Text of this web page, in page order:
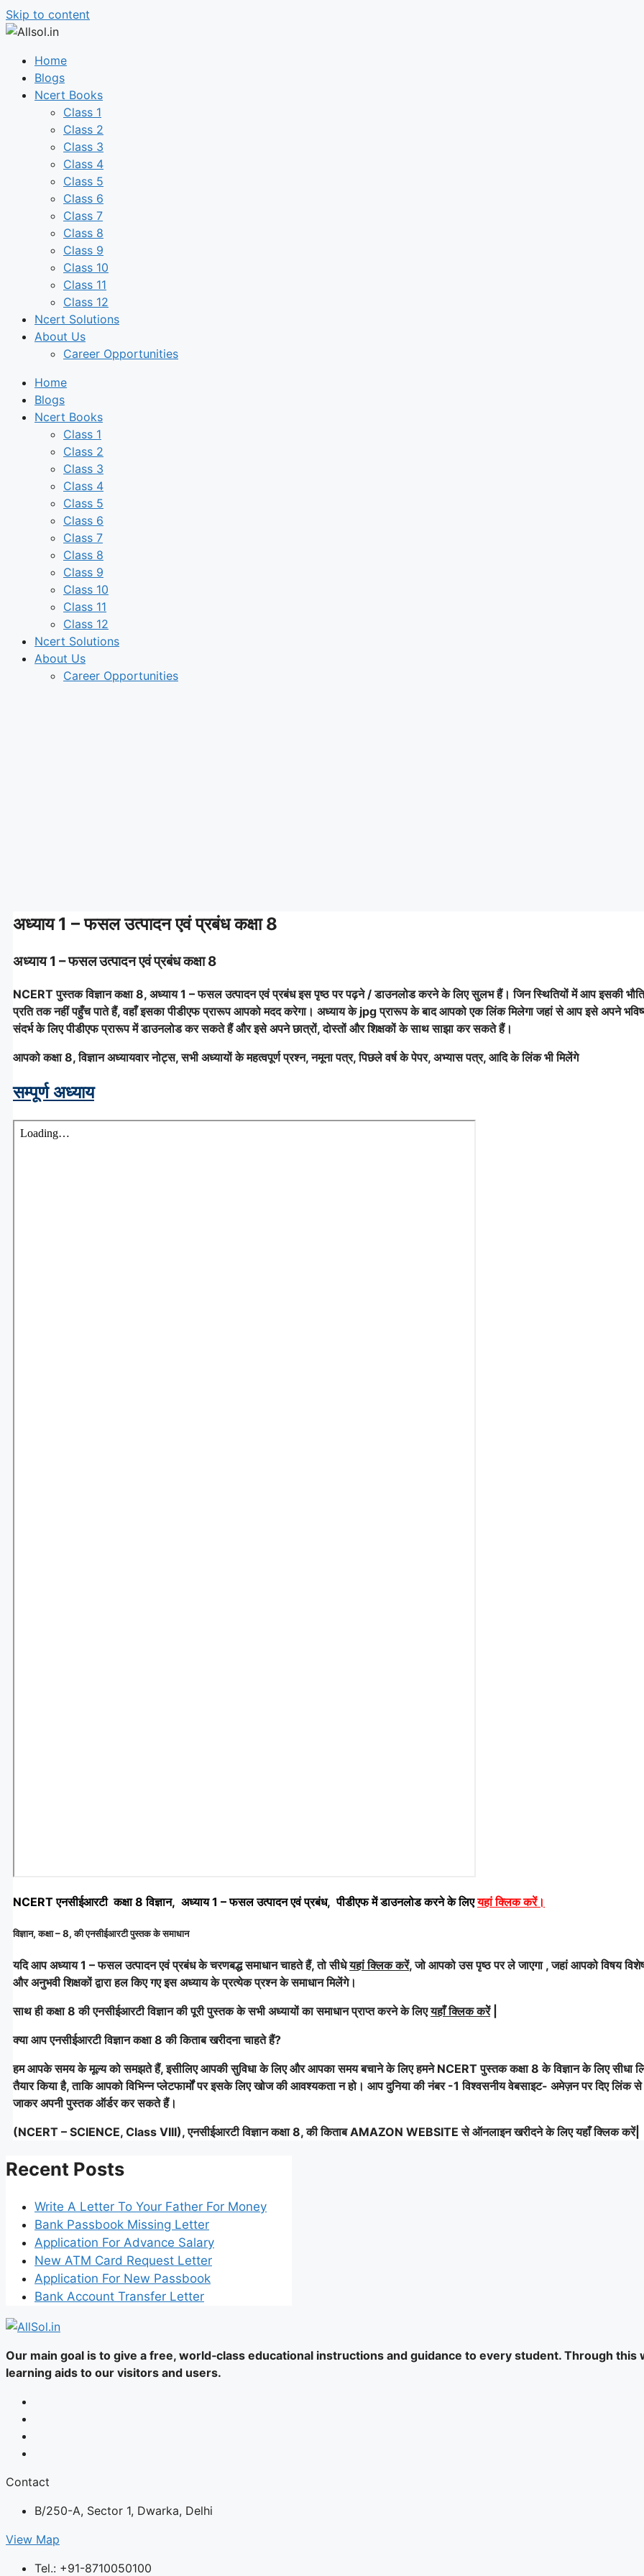
Skip to content
Home
Blogs
Ncert Books
Class 1
Class 2
Class 3
Class 4
Class 5
Class 6
Class 7
Class 8
Class 9
Class 10
Class 11
Class 12
Ncert Solutions
About Us
Career Opportunities
Home
Blogs
Ncert Books
Class 1
Class 2
Class 3
Class 4
Class 5
Class 6
Class 7
Class 8
Class 9
Class 10
Class 11
Class 12
Ncert Solutions
About Us
Career Opportunities
अध्याय 1 – फसल उत्पादन एवं प्रबंध कक्षा 8
अध्याय 1 – फसल उत्पादन एवं प्रबंध कक्षा 8
NCERT पुस्तक विज्ञान कक्षा 8, अध्याय 1 – फसल उत्पादन एवं प्रबंध इस पृष्ठ पर पढ़ने / डाउनलोड करने के लिए सुलभ हैं। जिन स्थितियों में आप इसकी
प्रति तक नहीं पहुँच पाते हैं, वहाँ इसका पीडीएफ प्रारूप आपको मदद करेगा। अध्याय के jpg प्रारूप के बाद आपको एक लिंक मिलेगा जहां से आप इसे अपने
संदर्भ के लिए पीडीएफ प्रारूप में डाउनलोड कर सकते हैं और इसे अपने छात्रों, दोस्तों और शिक्षकों के साथ साझा कर सकते हैं।
आपको कक्षा 8, विज्ञान अध्यायवार नोट्स, सभी अध्यायों के महत्वपूर्ण प्रश्न, नमूना पत्र, पिछले वर्ष के पेपर, अभ्यास पत्र, आदि के लिंक भी मिलेंगे
सम्पूर्ण अध्याय
NCERT एनसीईआरटी कक्षा 8 विज्ञान, अध्याय 1 – फसल उत्पादन एवं प्रबंध, पीडीएफ में डाउनलोड करने के लिएयहां क्लिक करें।
विज्ञान, कक्षा – 8, की एनसीईआरटी पुस्तक के समाधान
यदि आप अध्याय 1 – फसल उत्पादन एवं प्रबंध के चरणबद्ध समाधान चाहते हैं, तो सीधेयहां क्लिक करें, जो आपको उस पृष्ठ पर ले जाएगा , जहां आपको विषय
और अनुभवी शिक्षकों द्वारा हल किए गए इस अध्याय के प्रत्येक प्रश्न के समाधान मिलेंगे।
साथ ही कक्षा 8 की एनसीईआरटी विज्ञान की पूरी पुस्तक के सभी अध्यायों का समाधान प्राप्त करने के लिएयहाँ क्लिक करेें|
क्या आप एनसीईआरटी विज्ञान कक्षा 8 की किताब खरीदना चाहते हैं?
हम आपके समय के मूल्य को समझते हैं, इसीलिए आपकी सुविधा के लिए और आपका समय बचाने के लिए हमने NCERT पुस्तक कक्षा 8 के विज्ञान के लिए सीधा
तैयार किया है, ताकि आपको विभिन्न प्लेटफार्मों पर इसके लिए खोज की आवश्यकता न हो। आप दुनिया की नंबर -1 विश्वसनीय वेबसाइट- अमेज़न पर दिए लिंक से
जाकर अपनी पुस्तक ऑर्डर कर सकते हैं।
(NCERT – SCIENCE, Class VIII), एनसीईआरटी विज्ञान कक्षा 8, की किताब AMAZON WEBSITE से ऑनलाइन खरीदने के लिए यहाँ क्लिक करें|
Recent Posts
Write A Letter To Your Father For Money
Bank Passbook Missing Letter
Application For Advance Salary
New ATM Card Request Letter
Application For New Passbook
Bank Account Transfer Letter
Our main goal is to give a free, world‑class educational instructions and guidance to every student. Through
learning aids to our visitors and users.
Contact
B/250-A, Sector 1, Dwarka, Delhi
View Map
Tel.: +91-8710050100